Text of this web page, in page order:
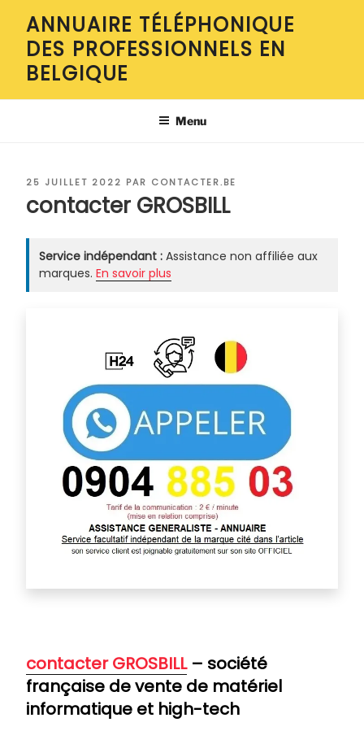
contenu
principal
ANNUAIRE TÉLÉPHONIQUE
DES PROFESSIONNELS EN
BELGIQUE
Menu
PUBLIÉ
25 JUILLET 2022 PAR CONTACTER.BE
contacter GROSBILL
Service indépendant : Assistance non affiliée aux
marques. En savoir plus
contacter GROSBILL– société
française de vente de matériel
informatique et high-tech